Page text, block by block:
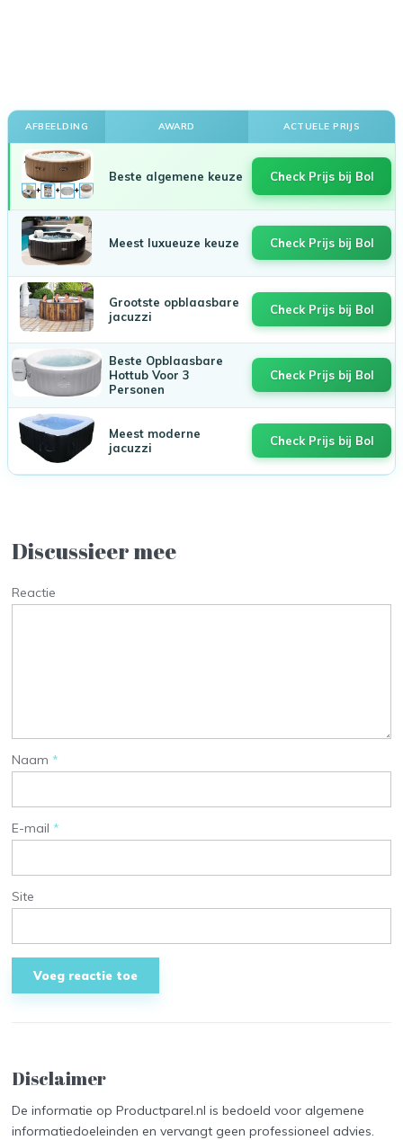
AFBEELDING AWARD ACTUELE PRIJS
Beste algemene keuze Check Prijs bij Bol
Meest luxueuze keuze Check Prijs bij Bol
Grootste opblaasbare
jacuzzi
Check Prijs bij Bol
Beste Opblaasbare
Hottub Voor 3
Personen
Check Prijs bij Bol
Meest moderne
jacuzzi
Check Prijs bij Bol
Discussieer mee
Reactie
Naam *
E-mail *
Site
Disclaimer
De informatie op Productparel.nl is bedoeld voor algemene
informatiedoeleinden en vervangt geen professioneel advies.